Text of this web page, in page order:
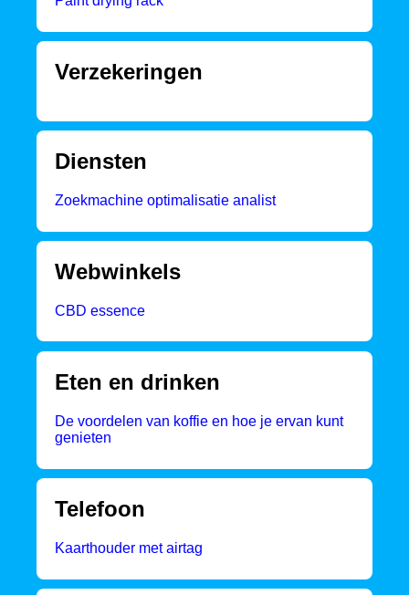
Verzekeringen
Diensten
Zoekmachine optimalisatie analist
Webwinkels
CBD essence
Eten en drinken
De voordelen van koffie en hoe je ervan kunt
genieten
Telefoon
Kaarthouder met airtag